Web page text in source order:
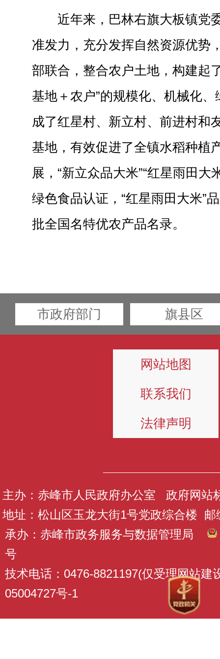
近年来，巴林右旗大板镇党
准发力，充分发挥自然资源优势
部联合，整合农户土地，构建起
基地＋农户”的规模化、机械化
成了红星村、新立村、前进村和
基地，有效促进了全镇水稻种植
展，“新立众品大米”“红星雨田大
绿色食品认证，“红星雨田大米”
批全国名特优农产品名录。
市政府部门 旗县区
网站地图
联系我们
法律声明
主办：赤峰市人民政府办公室 政府网站
地址：松山区玉龙大街1号党政综合楼 邮
承办：赤峰市政务服务与数据管理局
号
技术电话：0476-8821197(仅受理网站建
05004727号-1